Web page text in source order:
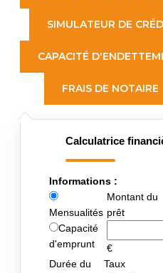
SIMULATEUR DE
CAPACITÉ
FRAIS DE NOTAIRE